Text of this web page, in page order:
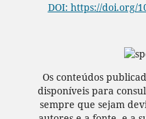
DOI: https://doi.org/
Os conteúdos
disponíveis para
sempre que sejam